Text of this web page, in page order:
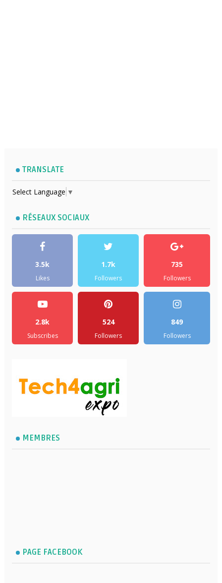
TRANSLATE
Select Language ▼
RÉSEAUX SOCIAUX
3.5k
Likes
1.7k
Followers
735
Followers
2.8k
Subscribes
524
Followers
849
Followers
MEMBRES
PAGE FACEBOOK